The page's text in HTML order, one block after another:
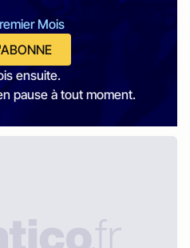
Mois
ensuite.
pause à tout moment.